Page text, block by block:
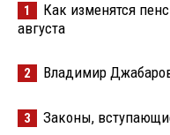
1
Как изменятся
августа
2 Владимир
3 Законы,